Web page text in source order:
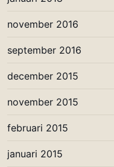
november 2016
september 2016
december 2015
november 2015
februari 2015
januari 2015